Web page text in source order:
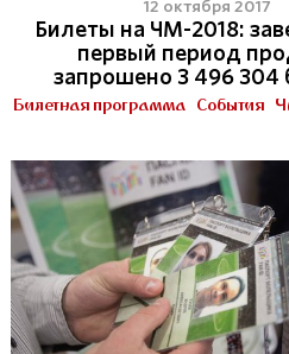
12 октября 2017
Билеты на ЧМ-2018:
первый период
запрошено 3 496 304
Билетная программа События